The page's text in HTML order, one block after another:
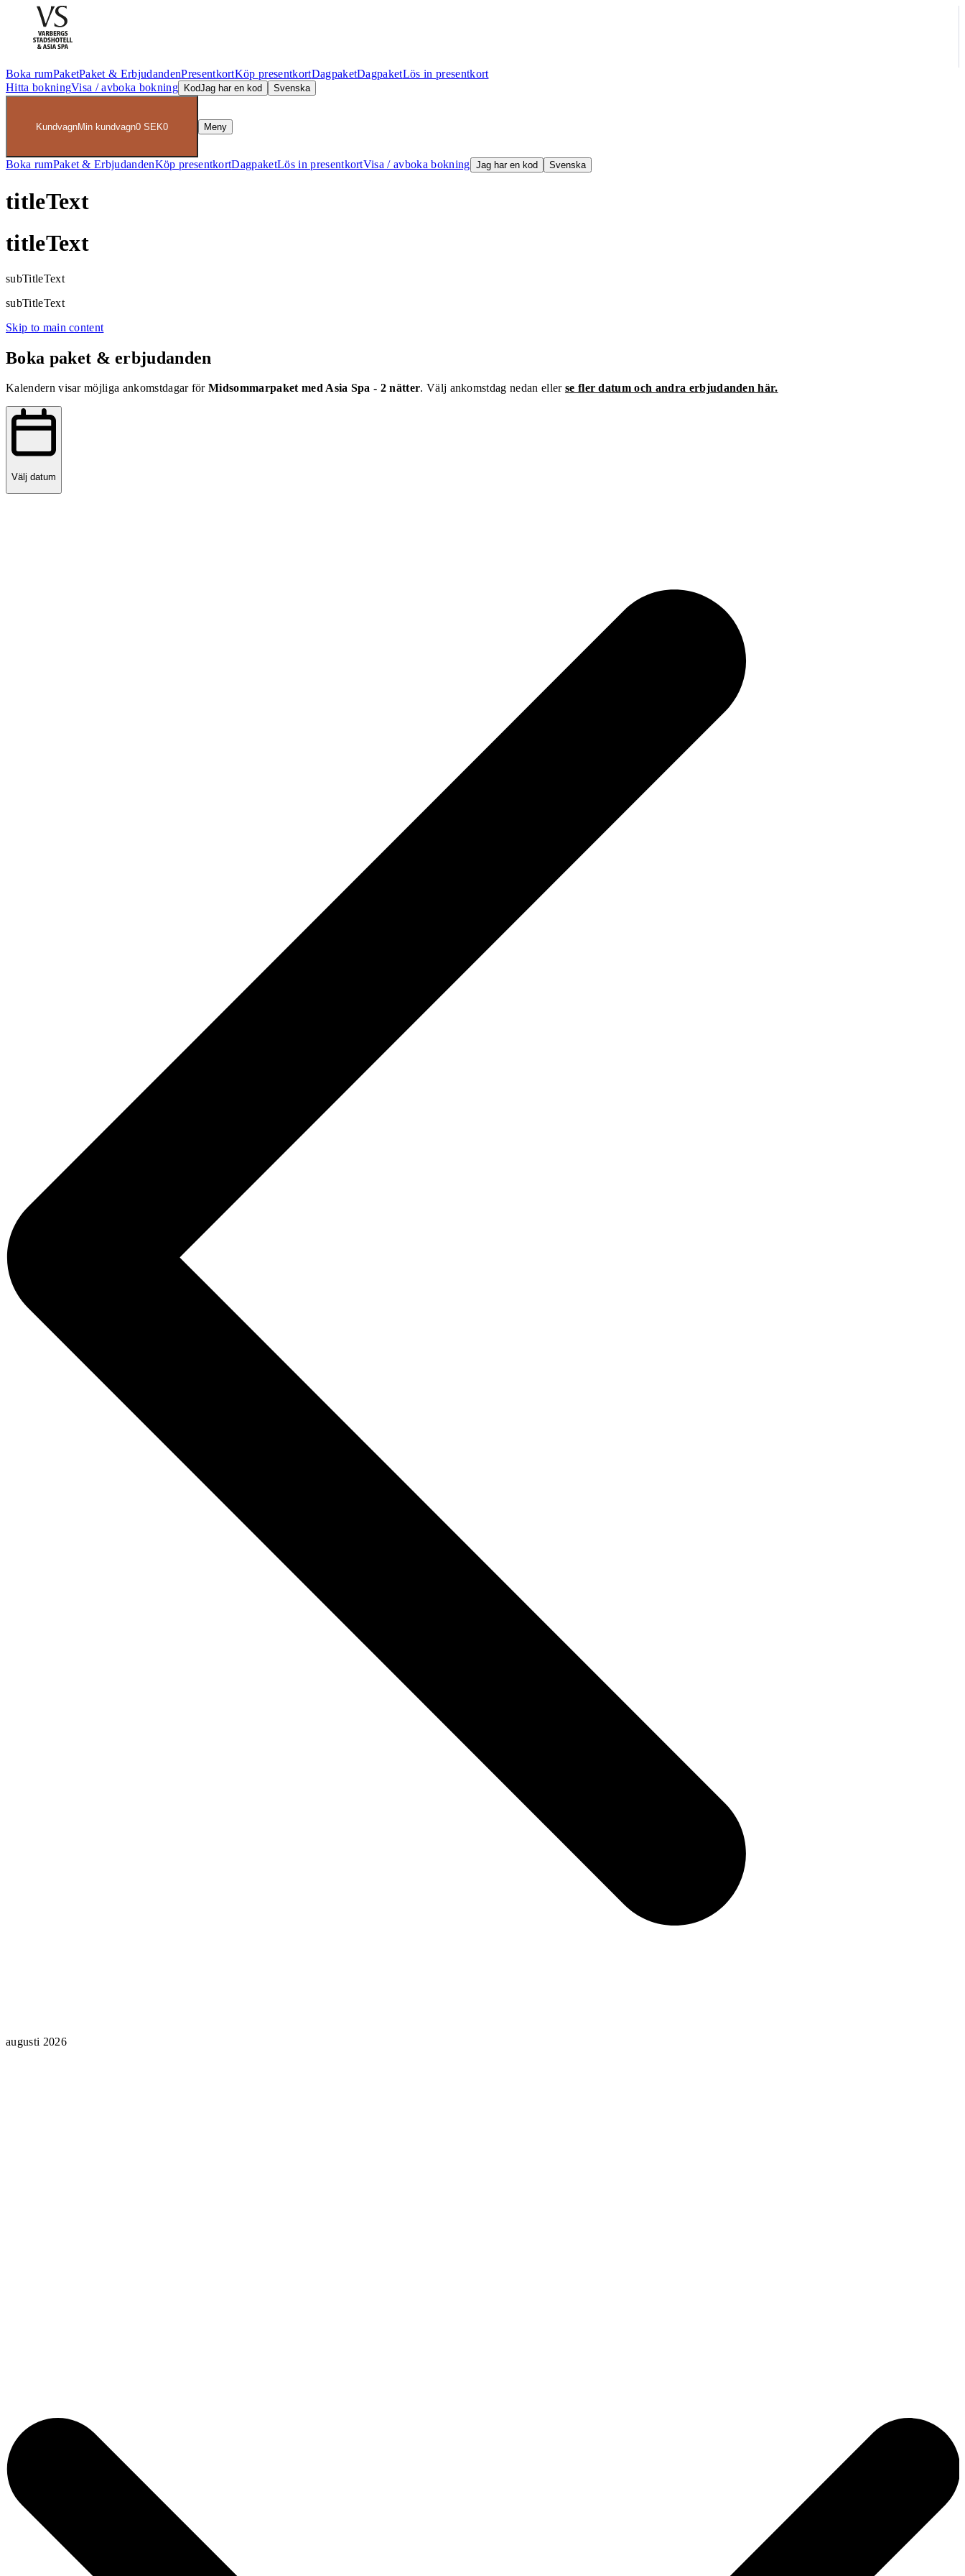
Boka rumPaketPaket & ErbjudandenPresentkortKöp presentkortDagpaketDagpaketLös in presentkort
Hitta bokningVisa / avboka bokning KodJag har en kod Svenska
KundvagnMin kundvagn0 SEK0 Meny
Boka rumPaket & ErbjudandenKöp presentkortDagpaketLös in presentkortVisa / avboka bokning Jag har en kod Svenska
titleText
titleText
subTitleText
subTitleText
Skip to main content
Boka paket & erbjudanden
Kalendern visar möjliga ankomstdagar förMidsommarpaket med Asia Spa - 2 nätter. Välj ankomstdag nedan eller se fler datum och andra erbjudanden här.
Välj datum
augusti 2026